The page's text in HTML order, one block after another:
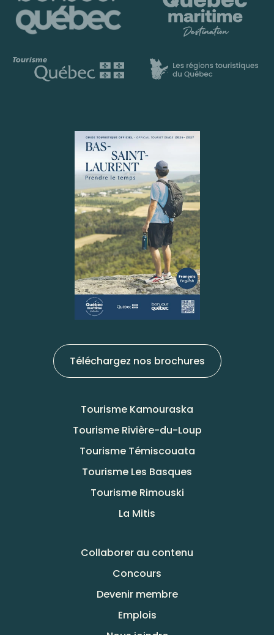
Téléchargez nos brochures
Tourisme Kamouraska
Tourisme Rivière-du-Loup
Tourisme Témiscouata
Tourisme Les Basques
Tourisme Rimouski
La Mitis
Collaborer au contenu
Concours
Devenir membre
Emplois